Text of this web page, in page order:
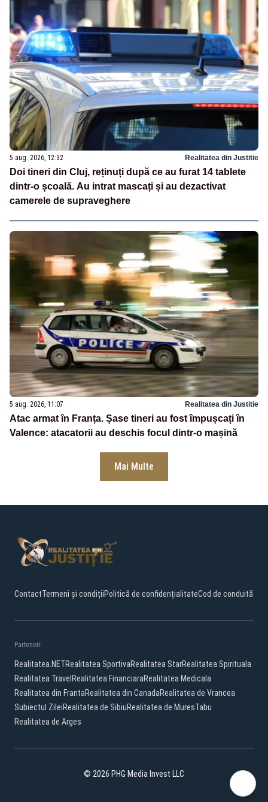
5 aug. 2026, 12:32 Realitatea din Justitie
Doi tineri din Cluj, reținuți după ce au furat 14 tablete
dintr-o școală. Au intrat mascați și au dezactivat
camerele de supraveghere
5 aug. 2026, 11:07 Realitatea din Justitie
Atac armat în Franța. Șase tineri au fost împușcați în
Valence: atacatorii au deschis focul dintr-o mașină
Mai Multe
ContactTermeni și condițiiPolitică de confidențialitateCod de conduită
Parteneri:
Realitatea.NETRealitatea SportivaRealitatea StarRealitatea Spirituala
Realitatea Travel Realitatea FinanciaraRealitatea Medicala
Realitatea din FrantaRealitatea din CanadaRealitatea de Vrancea
Subiectul ZileiRealitatea de SibiuRealitatea de MuresTabu
Realitatea de Arges
© 2026 PHG Media Invest LLC